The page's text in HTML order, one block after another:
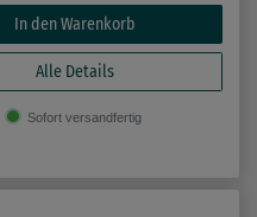
In den Warenkorb
Alle Details
Sofort versandfertig